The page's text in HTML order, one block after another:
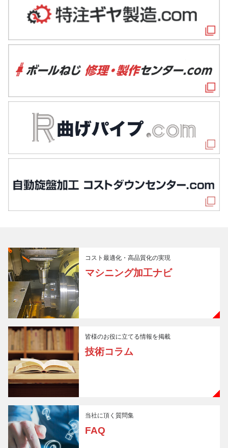
コスト最適化・高品質化の実現
マシニング加工ナビ
皆様のお役に立てる情報を掲載
技術コラム
当社に頂く質問集
FAQ